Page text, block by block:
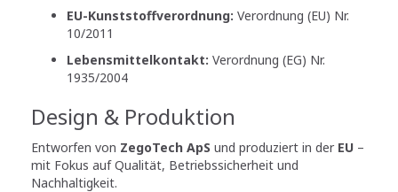
EU-Kunststoffverordnung: Verordnung (EU) Nr.
10/2011
Lebensmittelkontakt: Verordnung (EG) Nr.
1935/2004
Design & Produktion
Entworfen von ZegoTech ApS und produziert in der EU –
mit Fokus auf Qualität, Betriebssicherheit und
Nachhaltigkeit.